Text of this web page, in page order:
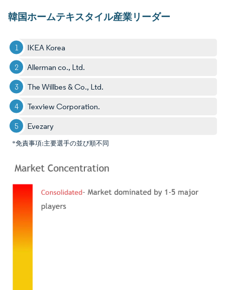
韓国ホームテキスタイル産業リーダー
IKEA Korea
Allerman co., Ltd.
The Willbes & Co., Ltd.
Texview Corporation.
Evezary
*免責事項:主要選手の並び順不同